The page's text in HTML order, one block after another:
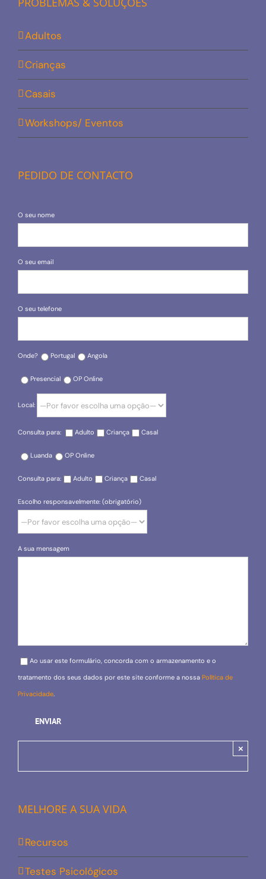
Adultos
Crianças
Casais
Workshops/ Eventos
PEDIDO DE CONTACTO
O seu nome
O seu email
O seu telefone
Onde? Portugal Angola
Presencial OP Online
Local:
Consulta para: Adulto Criança Casal
Luanda OP Online
Consulta para: Adulto Criança Casal
Escolho responsavelmente: (obrigatório)
A sua mensagem
Please leave this field empty.
Ao usar este formulário, concorda com o armazenamento e o
tratamento dos seus dados por este site conforme a nossa Política de
Privacidade.
×
MELHORE A SUA VIDA
Recursos
Testes Psicológicos